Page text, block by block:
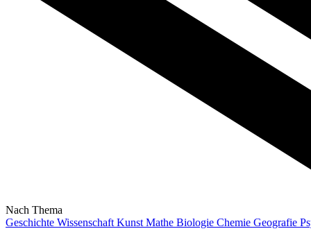
Nach Thema
Geschichte Wissenschaft Kunst Mathe Biologie Chemie Geografie